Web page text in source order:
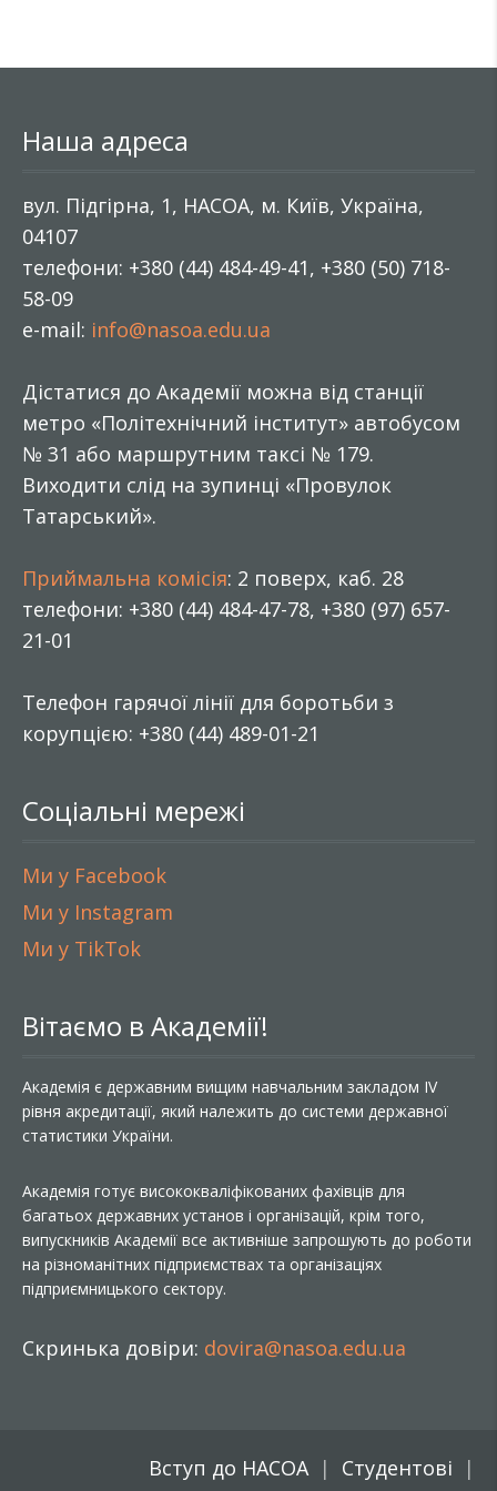
Наша адреса
вул. Підгірна, 1, НАСОА, м. Київ, Україна,
04107
телефони: +380 (44) 484-49-41, +380 (50) 718-
58-09
e-mail: info@nasoa.edu.ua
Дістатися до Академії можна від станції
метро «Політехнічний інститут» автобусом
№ 31 або маршрутним таксі № 179.
Виходити слід на зупинці «Провулок
Татарський».
Приймальна комісія: 2 поверх, каб. 28
телефони: +380 (44) 484-47-78, +380 (97) 657-
21-01
Телефон гарячої лінії для боротьби з
корупцією: +380 (44) 489-01-21
Соціальні мережі
Ми у Facebook
Ми у Instagram
Ми у TikTok
Вітаємо в Академії!
Академія є державним вищим навчальним закладом IV
рівня акредитації, який належить до системи державної
статистики України.
Академія готує висококваліфікованих фахівців для
багатьох державних установ і організацій, крім того,
випускників Академії все активніше запрошують до роботи
на різноманітних підприємствах та організаціях
підприємницького сектору.
Скринька довіри: dovira@nasoa.edu.ua
Вступ до НАСОА
Студентові